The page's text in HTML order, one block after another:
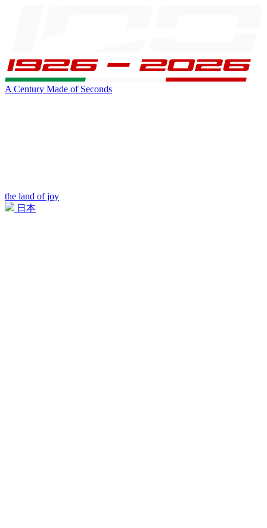
A Century Made of Seconds
the land of joy
日本